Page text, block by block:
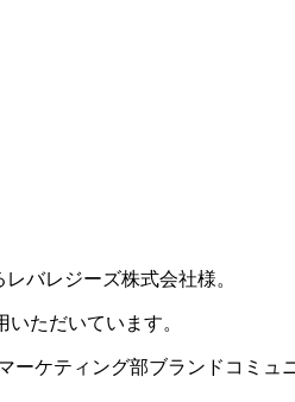
バレジーズ株式会社様。
いただいています。
ケティング部ブランドコミュ